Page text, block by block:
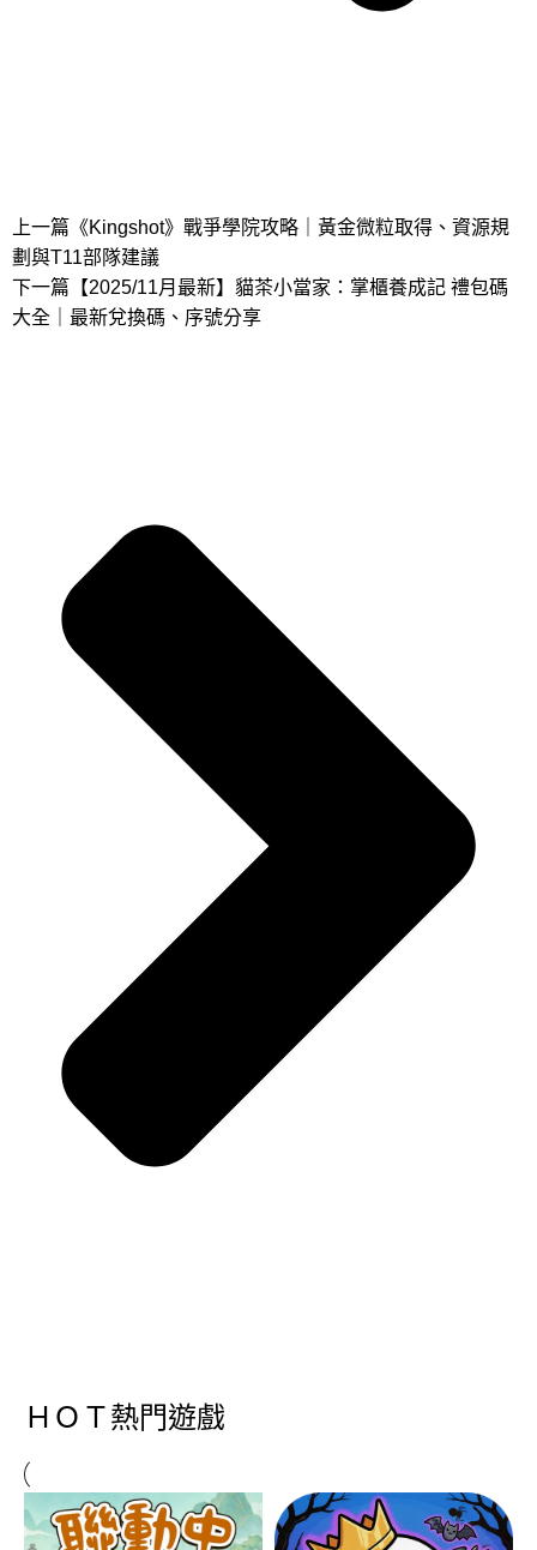
上一篇 《Kingshot》戰爭學院攻略｜黃金微粒取得、資源規
劃與T11部隊建議
下一篇 【2025/11月最新】貓茶小當家：掌櫃養成記 禮包碼
大全｜最新兌換碼、序號分享
ＨＯＴ熱門遊戲